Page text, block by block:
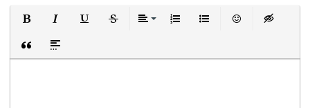
Вставка цитаты
Вставка спойлера